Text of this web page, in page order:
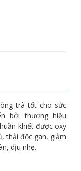
trà tốt cho sức
bởi thương hiệu
khiết được oxy
thải độc gan, giảm
dịu nhẹ.